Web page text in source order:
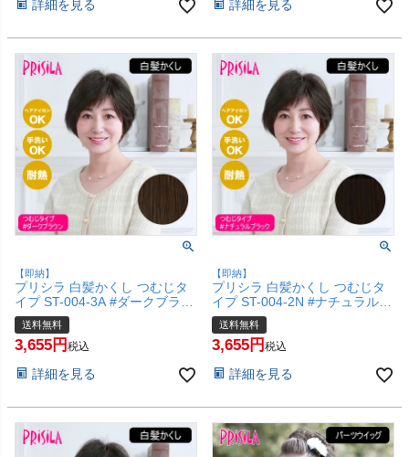
便送料無料】(6057677)
詳細を見る
無料】(6057676)
詳細を見る
【即納】
プリシラ 白髪かくし つむじタ
イプ ST-004-3A #ダークブラウ
ン 【白髪隠し カバー ピンポイ
ント 頭頂部ウィッグ つけ毛 か
つら 医療用 和装 コスプレ 自然
便送料無料】(6057675)
送料無料
3,655 税込
詳細を見る
【即納】
プリシラ 白髪かくし つむじタ
イプ ST-004-2N #ナチュラルブ
ラック 【白髪隠し カバー ピン
ポイント 頭頂部ウィッグ つけ
毛 かつら 医療用 和装 コスプレ
【宅配便送料無料】(6057674)
送料無料
3,655 税込
詳細を見る